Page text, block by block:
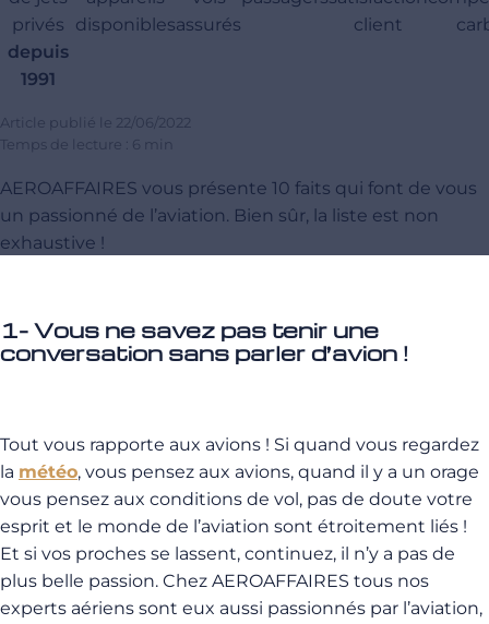
privés
depuis
1991
disponiblesassurés
client
Article publié le 22/06/2022
Temps de lecture : 6 min
AEROAFFAIRES vous présente 10 faits qui font de vous
un passionné de l’aviation. Bien sûr, la liste est non
exhaustive !
1- Vous ne savez pas tenir une
conversation sans parler d’avion !
Tout vous rapporte aux avions ! Si quand vous regardez
la météo, vous pensez aux avions, quand il y a un orage
vous pensez aux conditions de vol, pas de doute votre
esprit et le monde de l’aviation sont étroitement liés !
Et si vos proches se lassent, continuez, il n’y a pas de
plus belle passion. Chez AEROAFFAIRES tous nos
experts aériens sont eux aussi passionnés par l’aviation,